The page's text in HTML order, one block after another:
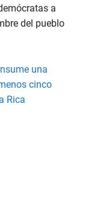
a
del pueblo
una
cinco
Rica